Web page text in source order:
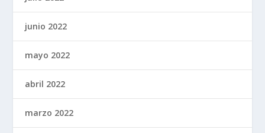
junio 2022
mayo 2022
abril 2022
marzo 2022